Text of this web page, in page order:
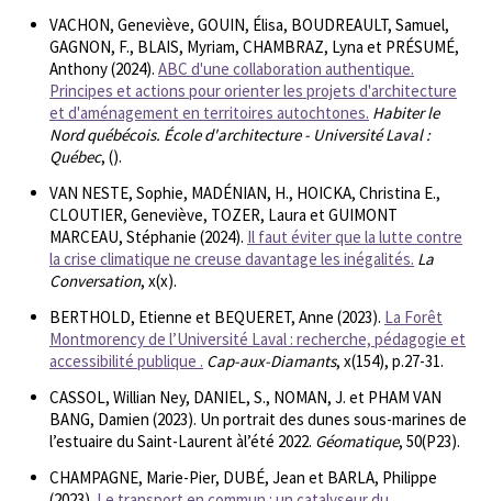
VACHON, Geneviève, GOUIN, Élisa, BOUDREAULT, Samuel,
GAGNON, F., BLAIS, Myriam, CHAMBRAZ, Lyna et PRÉSUMÉ,
Anthony (2024). ABC d'une collaboration authentique.
Principes et actions pour orienter les projets d'architecture
et d'aménagement en territoires autochtones. Habiter le
Nord québécois. École d'architecture - Université Laval :
Québec, ().
VAN NESTE, Sophie, MADÉNIAN, H., HOICKA, Christina E.,
CLOUTIER, Geneviève, TOZER, Laura et GUIMONT
MARCEAU, Stéphanie (2024). Il faut éviter que la lutte contre
la crise climatique ne creuse davantage les inégalités. La
Conversation, x(x).
BERTHOLD, Etienne et BEQUERET, Anne (2023). La Forêt
Montmorency de l’Université Laval : recherche, pédagogie et
accessibilité publique . Cap-aux-Diamants, x(154), p.27-31.
CASSOL, Willian Ney, DANIEL, S., NOMAN, J. et PHAM VAN
BANG, Damien (2023). Un portrait des dunes sous-marines de
l’estuaire du Saint-Laurent àl’été 2022. Géomatique, 50(P23).
CHAMPAGNE, Marie-Pier, DUBÉ, Jean et BARLA, Philippe